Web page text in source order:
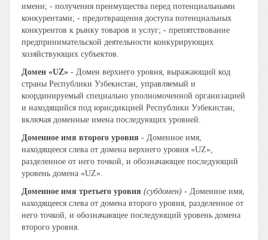
имени; - получения преимущества перед потенциальными
конкурентами; - предотвращения доступа потенциальных
конкурентов к рынку товаров и услуг; - препятствование
предпринимательской деятельности конкурирующих
хозяйствующих субъектов.
Домен «UZ» - Домен верхнего уровня, выражающий код
страны Республики Узбекистан, управляемый и
координируемый специально уполномоченной организацией
и находящийся под юрисдикцией Республики Узбекистан,
включая доменные имена последующих уровней.
Доменное имя второго уровня - Доменное имя,
находящееся слева от домена верхнего уровня «UZ»,
разделенное от него точкой, и обозначающее последующий
уровень домена «UZ».
Доменное имя третьего уровня (субдомен) - Доменное имя,
находящееся слева от домена второго уровня, разделенное от
него точкой, и обозначающее последующий уровень домена
второго уровня.